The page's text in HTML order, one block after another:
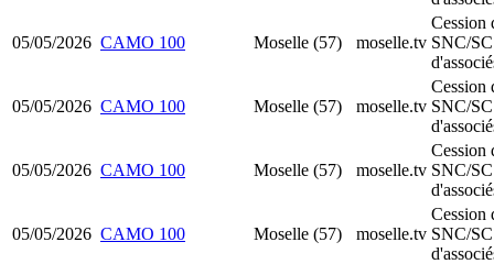
05/05/2026 CAMO 100 Moselle (57) moselle.tv
Cession
SNC/
05/05/2026 CAMO 100 Moselle (57) moselle.tv
Cession
SNC/
05/05/2026 CAMO 100 Moselle (57) moselle.tv
Cession
SNC/
05/05/2026 CAMO 100 Moselle (57) moselle.tv
Cession
SNC/